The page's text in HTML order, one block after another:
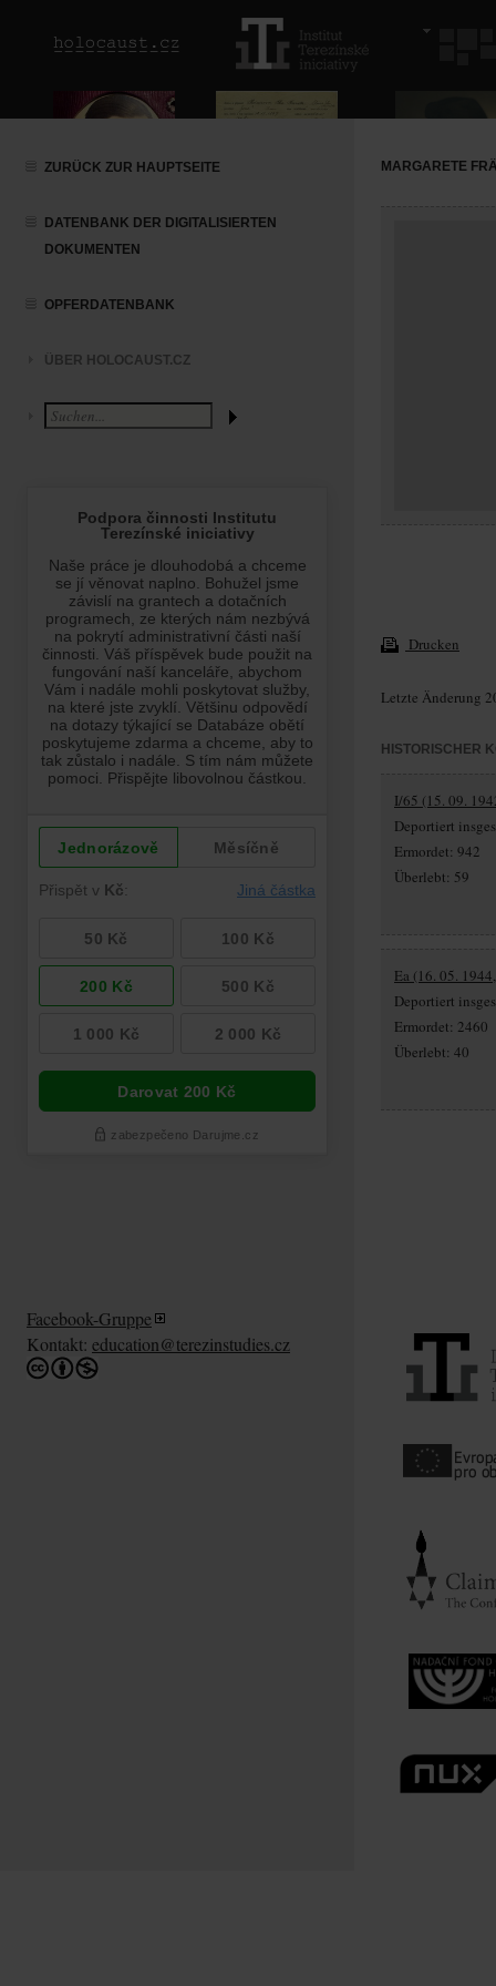
ZURÜCK ZUR HAUPTSEITE
DATENBANK DER DIGITALISIERTEN
DOKUMENTEN
OPFERDATENBANK
ÜBER HOLOCAUST.CZ
MARGARETE
Drucken
Letzte Änderung
HISTORISCHER
I/65 (15. 09.
Deportiert
Ermordet: 942
Überlebt: 59
Ea (16. 05.
Deportiert
Ermordet: 2460
Überlebt: 40
Facebook-Gruppe
Kontakt: education@terezinstudies.cz